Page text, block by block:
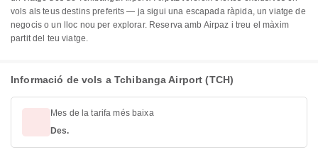
vols als teus destins preferits — ja sigui una escapada ràpida, un viatge de
negocis o un lloc nou per explorar. Reserva amb Airpaz i treu el màxim
partit del teu viatge.
Informació de vols a Tchibanga Airport (TCH)
Mes de la tarifa més baixa
Des.